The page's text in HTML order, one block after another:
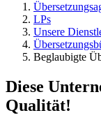
LPs
Unsere
Beglaubigte
Diese
Qualität!